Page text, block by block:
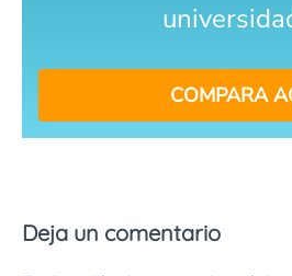
COMPARA
Deja un comentario